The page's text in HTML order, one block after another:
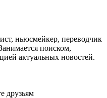
ньюсмейкер, переводчик
поиском,
актуальных новостей.
друзьям